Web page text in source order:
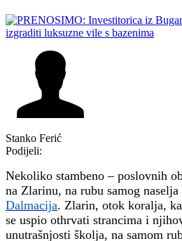
Stanko Ferić
Podijeli:
Nekoliko stambeno – poslovnih
na Zlarinu, na rubu samog naselja
Dalmacija. Zlarin, otok koralja,
se uspio othrvati strancima i
unutrašnjosti školja, na samom